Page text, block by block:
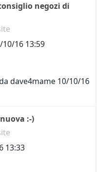
negozi di
10/16 13:59
dave4mame 10/10/16
:-)
13:33